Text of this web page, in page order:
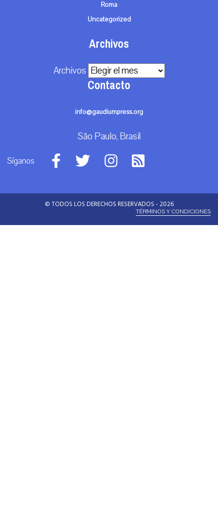
Roma
Uncategorized
Archivos
Archivos
Contacto
info@gaudiumpress.org
São Paulo, Brasil
Síganos
© TODOS LOS DERECHOS RESERVADOS - 2026
TÉRMINOS Y CONDICIONES